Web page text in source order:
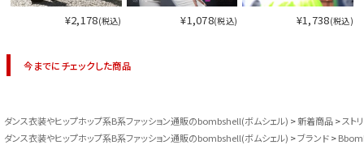
¥2,178(税込) ¥1,078(税込) ¥1,738(税込)
今までにチェックした商品
ダンス衣装やヒップホップ系B系ファッション通販のbombshell(ボムシェル) 新着商品
スト
ダンス衣装やヒップホップ系B系ファッション通販のbombshell(ボムシェル)
ブランド